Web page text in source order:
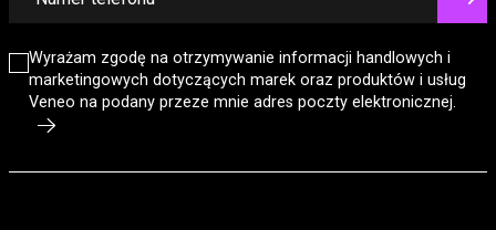
Wyrażam zgodę na otrzymywanie informacji handlowych i
marketingowych dotyczących marek oraz produktów i usług
Veneo na podany przeze mnie adres poczty elektronicznej.